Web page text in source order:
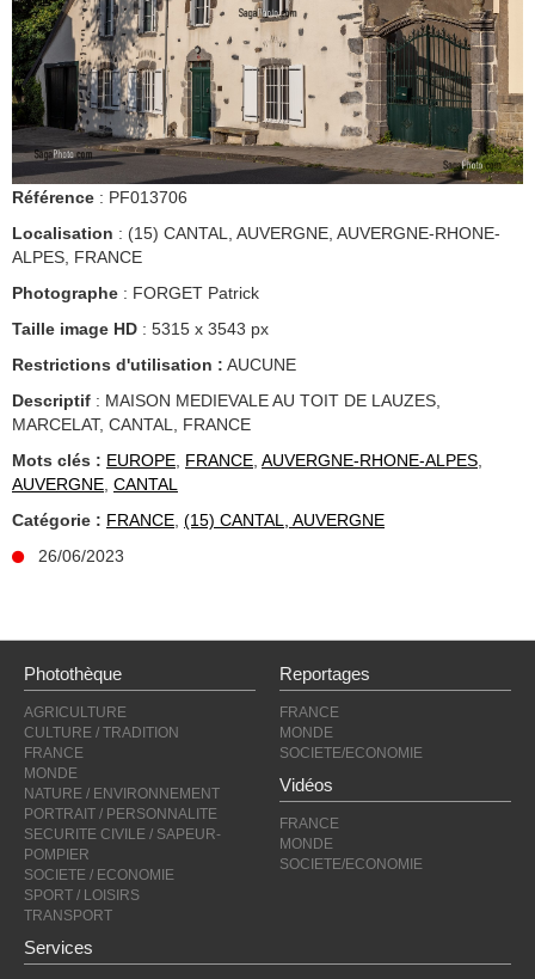
Référence : PF013706
Localisation : (15) CANTAL, AUVERGNE, AUVERGNE-RHONE-
ALPES, FRANCE
Photographe : FORGET Patrick
Taille image HD : 5315 x 3543 px
Restrictions d'utilisation : AUCUNE
Descriptif : MAISON MEDIEVALE AU TOIT DE LAUZES,
MARCELAT, CANTAL, FRANCE
Mots clés : EUROPE, FRANCE, AUVERGNE-RHONE-ALPES,
AUVERGNE, CANTAL
Catégorie : FRANCE, (15) CANTAL, AUVERGNE
26/06/2023
Photothèque
AGRICULTURE
CULTURE / TRADITION
FRANCE
MONDE
NATURE / ENVIRONNEMENT
PORTRAIT / PERSONNALITE
SECURITE CIVILE / SAPEUR-
POMPIER
SOCIETE / ECONOMIE
SPORT / LOISIRS
TRANSPORT
Reportages
FRANCE
MONDE
SOCIETE/ECONOMIE
Vidéos
FRANCE
MONDE
SOCIETE/ECONOMIE
Services